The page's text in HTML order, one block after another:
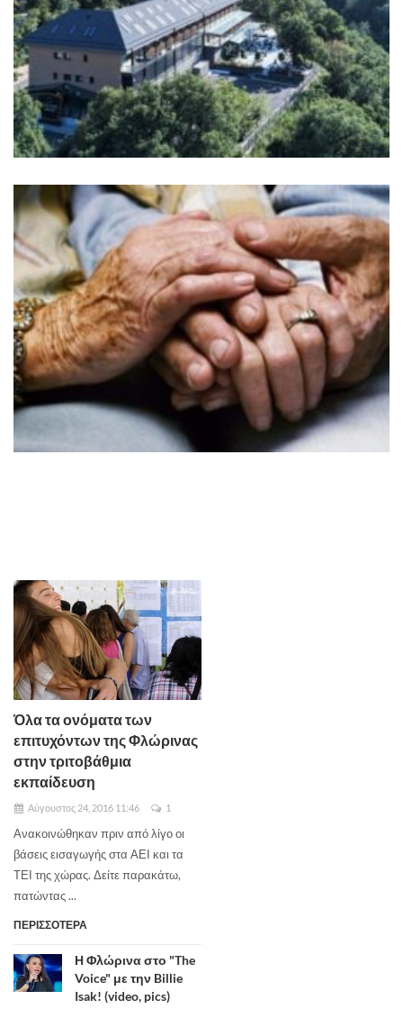
Όλα τα ονόματα των
επιτυχόντων της Φλώρινας
στην τριτοβάθμια
εκπαίδευση
Αύγουστος 24, 2016 11:46 1
Ανακοινώθηκαν πριν από λίγο οι
βάσεις εισαγωγής στα ΑΕΙ και τα
ΤΕΙ της χώρας. Δείτε παρακάτω,
πατώντας ...
ΠΕΡΙΣΣΟΤΕΡΑ
Η Φλώρινα στο "The
Voice" με την Billie
Isak! (video, pics)